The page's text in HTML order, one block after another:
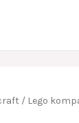
/ Lego